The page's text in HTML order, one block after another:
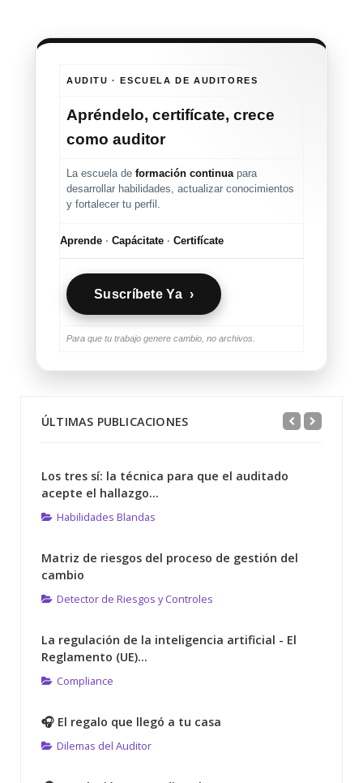
AUDITU · ESCUELA DE AUDITORES
Apréndelo, certifícate, crece
como auditor
La escuela de formación continua para
desarrollar habilidades, actualizar conocimientos
y fortalecer tu perfil.
Aprende · Capácitate · Certifícate
Suscríbete Ya ›
Para que tu trabajo genere cambio, no archivos.
ÚLTIMAS PUBLICACIONES
Los tres sí: la técnica para que el auditado
acepte el hallazgo...
Habilidades Blandas
Matriz de riesgos del proceso de gestión del
cambio
Detector de Riesgos y Controles
La regulación de la inteligencia artificial - El
Reglamento (UE)...
Compliance
🎧 El regalo que llegó a tu casa
Dilemas del Auditor